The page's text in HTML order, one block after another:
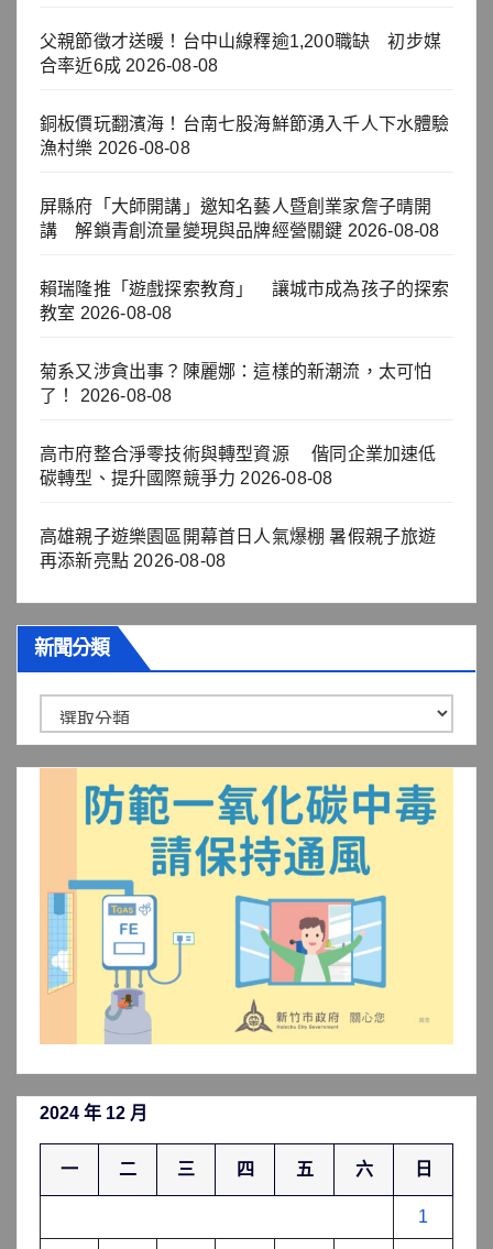
父親節徵才送暖！台中山線釋逾1,200職缺 初步媒
合率近6成 2026-08-08
銅板價玩翻濱海！台南七股海鮮節湧入千人下水體驗
漁村樂 2026-08-08
屏縣府「大師開講」邀知名藝人暨創業家詹子晴開
講 解鎖青創流量變現與品牌經營關鍵 2026-08-08
賴瑞隆推「遊戲探索教育」 讓城市成為孩子的探索
教室 2026-08-08
菊系又涉貪出事？陳麗娜：這樣的新潮流，太可怕
了！
2026-08-08
高市府整合淨零技術與轉型資源 偕同企業加速低
碳轉型、提升國際競爭力 2026-08-08
高雄親子遊樂園區開幕首日人氣爆棚 暑假親子旅遊
再添新亮點 2026-08-08
新聞分類
聞
2024 年 12 月
一 二 三 四 五 六 日
1